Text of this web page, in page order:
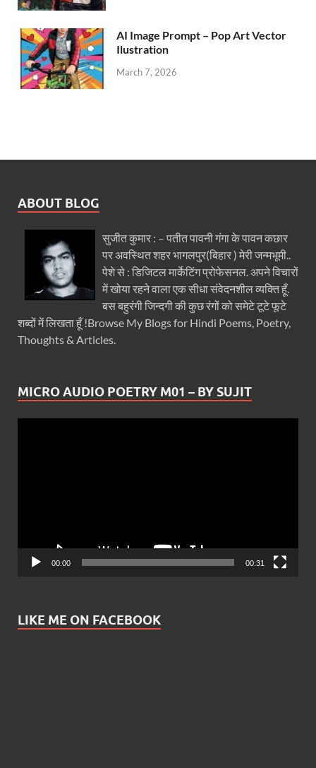
AI Image Prompt – Pop Art Vector
Ilustration
March 7, 2026
ABOUT BLOG
सुजीत कुमार : – पतीत पावनी गंगा के पावन कछार
पर अवस्थित शहर भागलपुर(बिहार ) मेरी जन्मभूमी..
पेशे से : डिजिटल मार्केटिंग प्रोफेसनल. अपने विचारों
में खोया रहने वाला एक सीधा संवेदनशील व्यक्ति हूँ.
बस बहुरंगी जिन्दगी की कुछ रंगों को समेटे टूटे फूटे
शब्दों में लिखता हूँ !Browse My Blogs for Hindi Poems, Poetry,
Thoughts & Articles.
MICRO AUDIO POETRY M01 – BY SUJIT
00:00 00:31
LIKE ME ON FACEBOOK